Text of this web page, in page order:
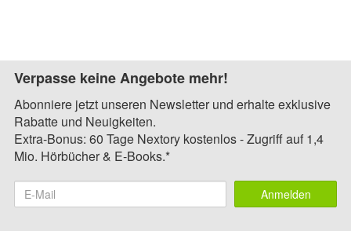
Verpasse keine Angebote mehr!
Abonniere jetzt unseren Newsletter und erhalte exklusive
Rabatte und Neuigkeiten.
Extra-Bonus: 60 Tage Nextory kostenlos - Zugriff auf 1,4
Mio. Hörbücher & E-Books.*
Anmelden